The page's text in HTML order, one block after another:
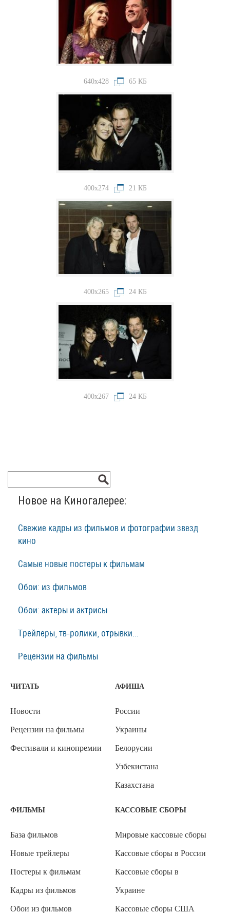
640x428 65 КБ
400x274 21 КБ
400x265 24 КБ
400x267 24 КБ
Новое на Киногалерее:
Свежие кадры из фильмов и фотографии звезд
кино
Самые новые постеры к фильмам
Обои: из фильмов
Обои: актеры и актрисы
Трейлеры, тв-ролики, отрывки...
Рецензии на фильмы
ЧИТАТЬ
Новости
Рецензии на фильмы
Фестивали и кинопремии
АФИША
России
Украины
Белорусии
Узбекистана
Казахстана
ФИЛЬМЫ
База фильмов
Новые трейлеры
Постеры к фильмам
Кадры из фильмов
Обои из фильмов
КАССОВЫЕ СБОРЫ
Мировые кассовые сборы
Кассовые сборы в России
Кассовые сборы в
Украине
Кассовые сборы США